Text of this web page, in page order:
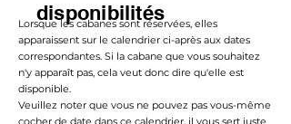
disponibilités
Lorsque les cabanes sont réservées, elles
apparaissent sur le calendrier ci-après aux dates
correspondantes. Si la cabane que vous souhaitez
n'y apparaît pas, cela veut donc dire qu'elle est
disponible.
Veuillez noter que vous ne pouvez pas vous-même
cocher de date dans ce calendrier, il vous sert juste